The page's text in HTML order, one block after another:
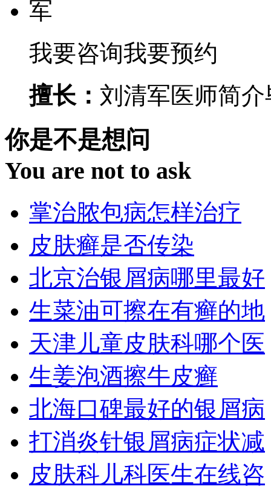
我要咨询我要预约
擅长： 刘清军医师简
你是不是想问
You are not to ask
掌治脓包病怎样治疗
皮肤癣是否传染
北京治银屑病哪里最好
生菜油可擦在有癣的地
天津儿童皮肤科哪个医
生姜泡酒擦牛皮癣
北海口碑最好的银屑病
打消炎针银屑病症状减
皮肤科儿科医生在线咨